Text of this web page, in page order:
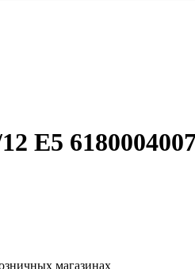
Е5
магазинах